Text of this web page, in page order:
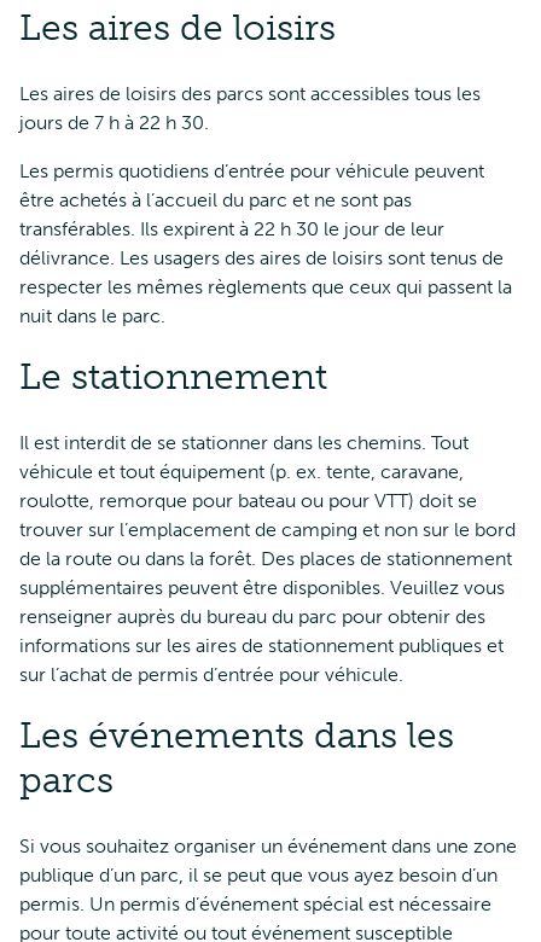
Les aires de loisirs
Les aires de loisirs des parcs sont accessibles tous les
jours de 7 h à 22 h 30.
Les permis quotidiens d’entrée pour véhicule peuvent
être achetés à l’accueil du parc et ne sont pas
transférables. Ils expirent à 22 h 30 le jour de leur
délivrance. Les usagers des aires de loisirs sont tenus de
respecter les mêmes règlements que ceux qui passent la
nuit dans le parc.
Le stationnement
Il est interdit de se stationner dans les chemins. Tout
véhicule et tout équipement (p. ex. tente, caravane,
roulotte, remorque pour bateau ou pour VTT) doit se
trouver sur l’emplacement de camping et non sur le bord
de la route ou dans la forêt. Des places de stationnement
supplémentaires peuvent être disponibles. Veuillez vous
renseigner auprès du bureau du parc pour obtenir des
informations sur les aires de stationnement publiques et
sur l’achat de permis d’entrée pour véhicule.
Les événements dans les
parcs
Si vous souhaitez organiser un événement dans une zone
publique d’un parc, il se peut que vous ayez besoin d’un
permis. Un permis d’événement spécial est nécessaire
pour toute activité ou tout événement susceptible